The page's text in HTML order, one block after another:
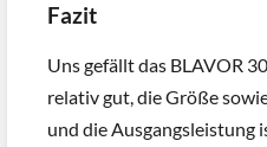
Fazit
Uns gefällt das BLAVOR
relativ gut, die Größe
und die Ausgangsleistung